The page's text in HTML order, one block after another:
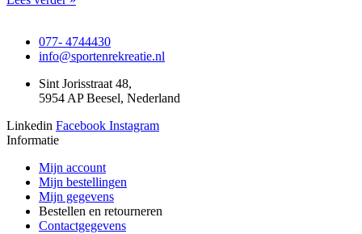
077- 4744430
info@sportenrekreatie.nl
Sint Jorisstraat 48,
5954 AP Beesel, Nederland
Linkedin Facebook Instagram
Informatie
Mijn account
Mijn bestellingen
Mijn gegevens
Bestellen en retourneren
Contactgegevens